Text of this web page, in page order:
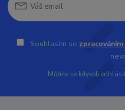
Souhlasím se
Můžete se kdykoli